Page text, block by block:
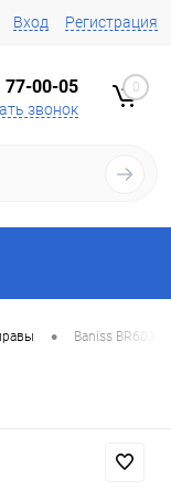
Вход Регистрация
77-00-05
звонок
0
• Baniss BR6038